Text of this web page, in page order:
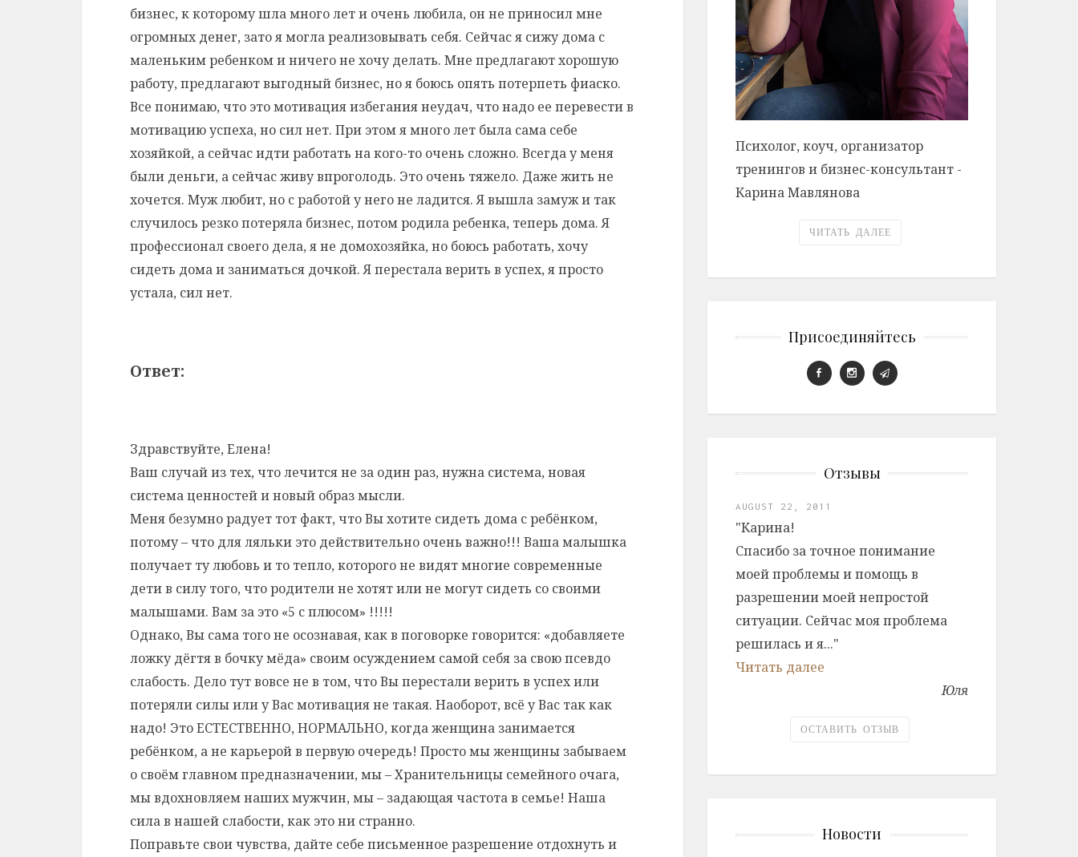
бизнес, к которому шла много лет и очень любила, он не приносил мне
огромных денег, зато я могла реализовывать себя. Сейчас я сижу дома с
маленьким ребенком и ничего не хочу делать. Мне предлагают хорошую
работу, предлагают выгодный бизнес, но я боюсь опять потерпеть фиаско.
Все понимаю, что это мотивация избегания неудач, что надо ее перевести в
мотивацию успеха, но сил нет. При этом я много лет была сама себе
хозяйкой, а сейчас идти работать на кого-то очень сложно. Всегда у меня
были деньги, а сейчас живу впроголодь. Это очень тяжело. Даже жить не
хочется. Муж любит, но с работой у него не ладится. Я вышла замуж и так
случилось резко потеряла бизнес, потом родила ребенка, теперь дома. Я
профессионал своего дела, я не домохозяйка, но боюсь работать, хочу
сидеть дома и заниматься дочкой. Я перестала верить в успех, я просто
устала, сил нет.
Ответ:
Здравствуйте, Елена!
Ваш случай из тех, что лечится не за один раз, нужна система, новая
система ценностей и новый образ мысли.
Меня безумно радует тот факт, что Вы хотите сидеть дома с ребёнком,
потому – что для ляльки это действительно очень важно!!! Ваша малышка
получает ту любовь и то тепло, которого не видят многие современные
дети в силу того, что родители не хотят или не могут сидеть со своими
малышами. Вам за это «5 с плюсом» !!!!!
Однако, Вы сама того не осознавая, как в поговорке говорится: «добавляете
ложку дёгтя в бочку мёда» своим осуждением самой себя за свою псевдо
слабость. Дело тут вовсе не в том, что Вы перестали верить в успех или
потеряли силы или у Вас мотивация не такая. Наоборот, всё у Вас так как
надо! Это ЕСТЕСТВЕННО, НОРМАЛЬНО, когда женщина занимается
ребёнком, а не карьерой в первую очередь! Просто мы женщины забываем
о своём главном предназначении, мы – Хранительницы семейного очага,
мы вдохновляем наших мужчин, мы – задающая частота в семье! Наша
сила в нашей слабости, как это ни странно.
Поправьте свои чувства, дайте себе письменное разрешение отдохнуть и
Психолог, коуч, организатор
тренингов и бизнес-консультант -
Карина Мавлянова
ЧИТАТЬ ДАЛЕЕ
Присоединяйтесь
Отзывы
AUGUST 22, 2011
"Карина!
Спасибо за точное понимание
моей проблемы и помощь в
разрешении моей непростой
ситуации. Сейчас моя проблема
решилась и я..."
Читать далее
Юля
ОСТАВИТЬ ОТЗЫВ
Новости